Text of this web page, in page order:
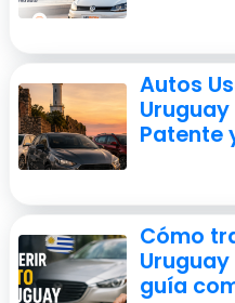
Autos
Patente
Cómo
guía